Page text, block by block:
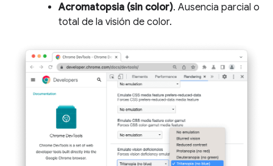
Acromatopsia (sin color). Ausencia parcial o
total de la visión de color.